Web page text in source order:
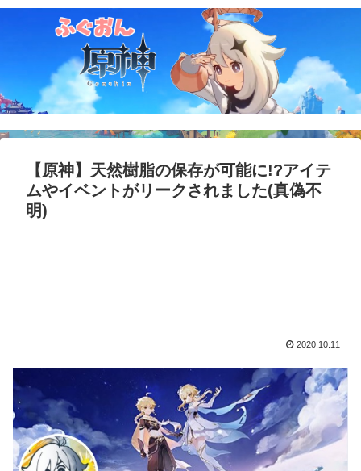
【原神】天然樹脂の保存が可能に!?アイテ
ムやイベントがリークされました(真偽不
明)
2020.10.11